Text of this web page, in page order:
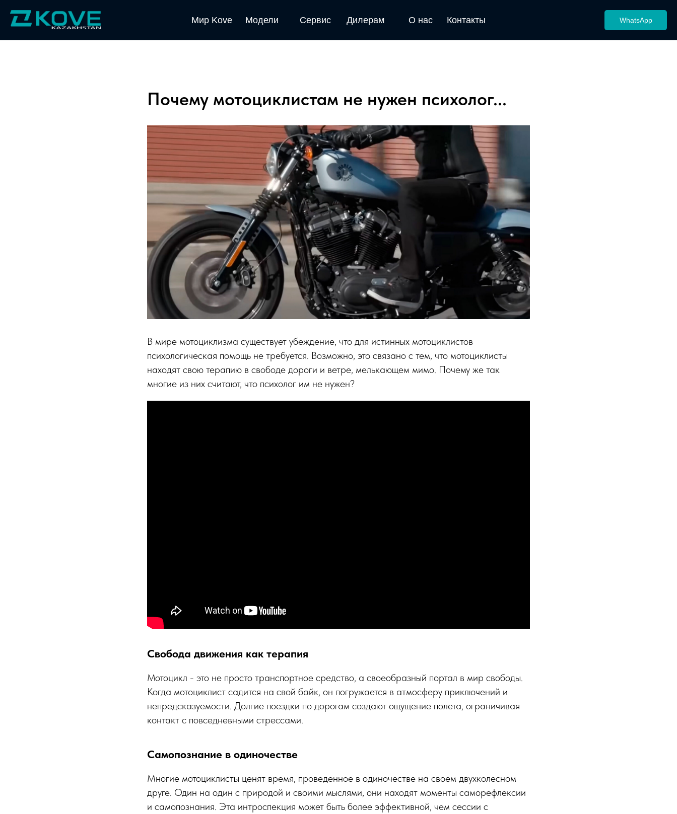
Мир Kove WhatsApp
Модели Сервис О нас Контакты
Дилерам
Почему мотоциклистам не нужен психолог...
В мире мотоциклизма существует убеждение, что для истинных мотоциклистов
психологическая помощь не требуется. Возможно, это связано с тем, что мотоциклисты
находят свою терапию в свободе дороги и ветре, мелькающем мимо. Почему же так
многие из них считают, что психолог им не нужен?
Свобода движения как терапия
Мотоцикл - это не просто транспортное средство, а своеобразный портал в мир свободы.
Когда мотоциклист садится на свой байк, он погружается в атмосферу приключений и
непредсказуемости. Долгие поездки по дорогам создают ощущение полета, ограничивая
контакт с повседневными стрессами.
Самопознание в одиночестве
Многие мотоциклисты ценят время, проведенное в одиночестве на своем двухколесном
друге. Один на один с природой и своими мыслями, они находят моменты саморефлексии
и самопознания. Эта интроспекция может быть более эффективной, чем сессии с